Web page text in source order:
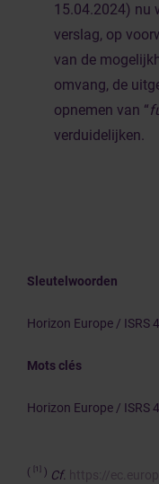
15.04.2024) nu
verslag, op
van de
omvang, de
opnemen van “
verduidelijken.
Sleutelwoorden
Horizon Europe / ISRS
Mots clés
Horizon Europe / ISRS
( ) Cf. https://